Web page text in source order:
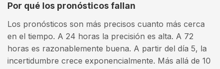
Por qué los pronósticos fallan
Los pronósticos son más precisos cuanto más cerca
en el tiempo. A 24 horas la precisión es alta. A 72
horas es razonablemente buena. A partir del día 5, la
incertidumbre crece exponencialmente. Más allá de 10